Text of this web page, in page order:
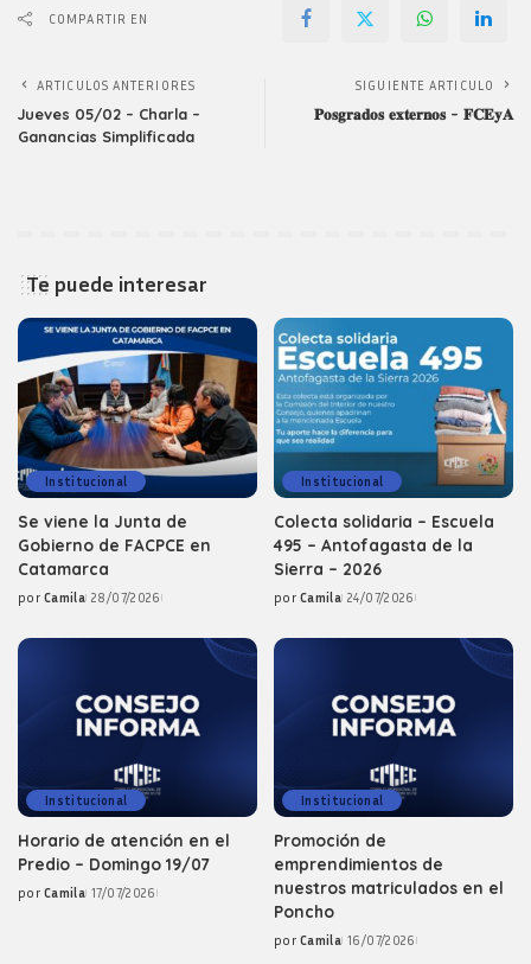
COMPARTIR EN
ARTICULOS ANTERIORES
Jueves 05/02 – Charla –
Ganancias Simplificada
SIGUIENTE ARTICULO
𝐏𝐨𝐬𝐠𝐫𝐚𝐝𝐨𝐬 𝐞𝐱𝐭𝐞𝐫𝐧𝐨𝐬 – 𝐅𝐂𝐄𝐲𝐀
Te puede interesar
Institucional
Se viene la Junta de
Gobierno de FACPCE en
Catamarca
Posted
por Camila 28/07/2026
Institucional
Colecta solidaria – Escuela
495 – Antofagasta de la
Sierra – 2026
Posted
por Camila 24/07/2026
Institucional
Horario de atención en el
Predio – Domingo 19/07
Posted
por Camila 17/07/2026
Institucional
Promoción de
emprendimientos de
nuestros matriculados en el
Poncho
Posted
por Camila 16/07/2026